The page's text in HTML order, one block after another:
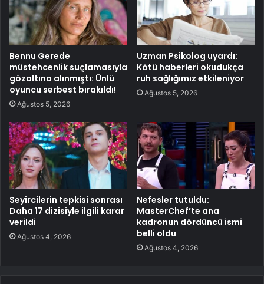
Bennu Gerede
müstehcenlik suçlamasıyla
gözaltına alınmıştı: Ünlü
oyuncu serbest bırakıldı!
Ağustos 5, 2026
Uzman Psikolog uyardı:
Kötü haberleri okudukça
ruh sağlığımız etkileniyor
Ağustos 5, 2026
Seyircilerin tepkisi sonrası
Daha 17 dizisiyle ilgili karar
verildi
Ağustos 4, 2026
Nefesler tutuldu:
MasterChef’te ana
kadronun dördüncü ismi
belli oldu
Ağustos 4, 2026